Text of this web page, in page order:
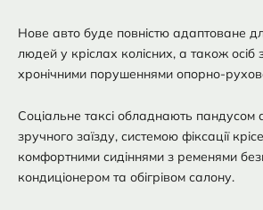
Нове авто буде повністю адаптоване
людей у кріслах колісних, а також
хронічними порушеннями опорно-
Соціальне таксі обладнають пандусом
зручного заїзду, системою фіксації
комфортними сидіннями з ременями
кондиціонером та обігрівом салону.